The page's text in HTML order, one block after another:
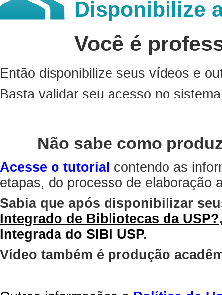
Disponibilize
Você é
Então disponibilize seus vídeos e
Basta validar seu acesso no
Não sabe como
Acesse o tutorial contendo as
etapas, do processo de elaboração
Sabia que após disponibilizar
Integrado de Bibliotecas da USP?
Integrada do SIBI USP.
Vídeo também é produção